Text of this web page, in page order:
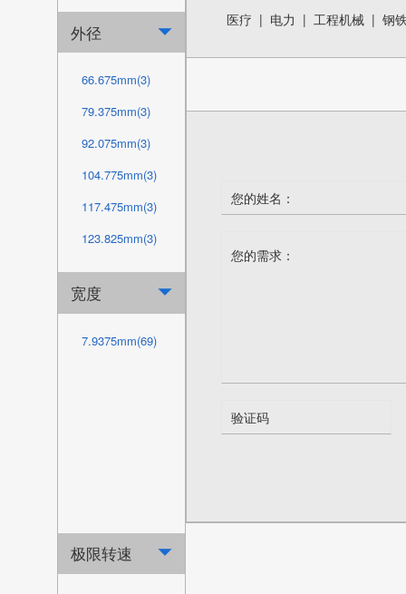
114.3mm(3)
120.65mm(3)
127mm(3)
139.7mm(3)
152.4mm(3)
165.1mm(3)
177.8mm(3)
190.5mm(3)
228.6mm(3)
外径 
66.675mm(3)
79.375mm(3)
92.075mm(3)
104.775mm(3)
117.475mm(3)
123.825mm(3)
130.175mm(3)
136.525mm(3)
142.875mm(3)
244.475mm(3)
宽度 
7.9375mm(69)
极限转速 
医疗 | 电力 |工程机械 |钢